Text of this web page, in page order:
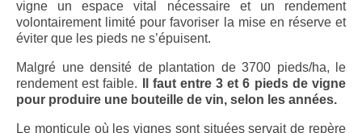
doux 2011
Le Secret des Marchands, AOP Maury rouge
doux 2013
Le Secret des Marchands, AOP Maury rouge
vigne un espace vital nécessaire et un rendement
volontairement limité pour favoriser la mise en réserve et
éviter que les pieds ne s’épuisent.
Malgré une densité de plantation de 3700 pieds/ha, le
rendement est faible.
Il faut entre 3 et 6 pieds de vigne
pour produire une bouteille de vin, selon les années.
Le monticule où les vignes sont situées servait de repère